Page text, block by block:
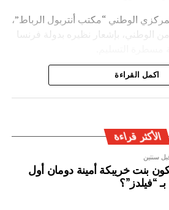
الوطني “مكتب أنتربول الرباط”،
الوطني، بإشعار نظيره بدولة فرنسا
سياق التزام المصالح الأمنية
الأمني الدولي، خصوصا ملاحقة
اكمل القراءة
الأكثر قراءة
سنتين
بنت خريبكة أمينة دومان أول
بـ “فيلدز”؟